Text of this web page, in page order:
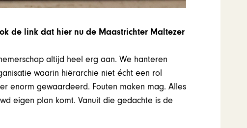
de link dat hier nu de Maastrichter Maltezer
altijd heel erg aan. We hanteren
waarin hiërarchie niet écht een rol
enorm gewaardeerd. Fouten maken mag. Alles
eigen plan komt. Vanuit die gedachte is de